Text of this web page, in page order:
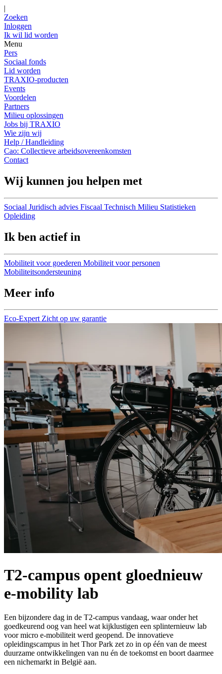
|
Zoeken
Inloggen
Ik wil lid worden
Menu
Pers
Sociaal fonds
Lid worden
TRAXIO-producten
Events
Voordelen
Partners
Milieu oplossingen
Jobs bij TRAXIO
Wie zijn wij
Help / Handleiding
Cao: Collectieve arbeidsovereenkomsten
Contact
Wij kunnen jou helpen met
Sociaal Juridisch advies Fiscaal Technisch Milieu Statistieken
Opleiding
Ik ben actief in
Mobiliteit voor goederen Mobiliteit voor personen
Mobiliteitsondersteuning
Meer info
Eco-Expert Zicht op uw garantie
T2-campus opent gloednieuw
e-mobility lab
Een bijzondere dag in de T2-campus vandaag, waar onder het
goedkeurend oog van heel wat kijklustigen een splinternieuw lab
voor micro e-mobiliteit werd geopend. De innovatieve
opleidingscampus in het Thor Park zet zo in op één van de meest
duurzame ontwikkelingen van nu én de toekomst en boort daarmee
een nichemarkt in België aan.